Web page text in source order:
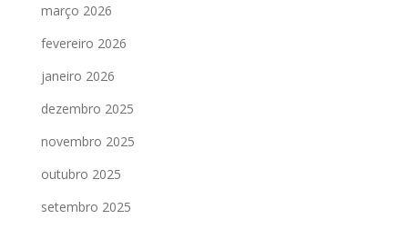
março 2026
fevereiro 2026
janeiro 2026
dezembro 2025
novembro 2025
outubro 2025
setembro 2025